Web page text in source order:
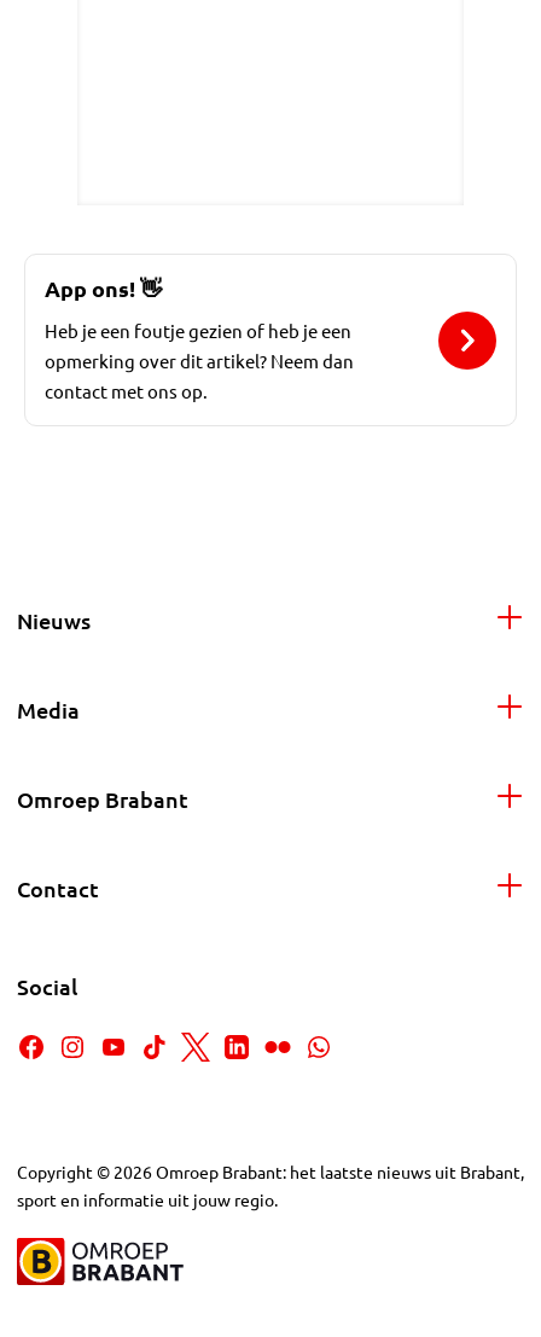
App ons!👋
Heb je een foutje gezien of heb je een
opmerking over dit artikel? Neem dan
contact met ons op.
Nieuws
Media
Omroep Brabant
Contact
Social
Copyright © 2026Omroep Brabant: het laatste nieuws uit Brabant,
sport en informatie uit jouw regio.